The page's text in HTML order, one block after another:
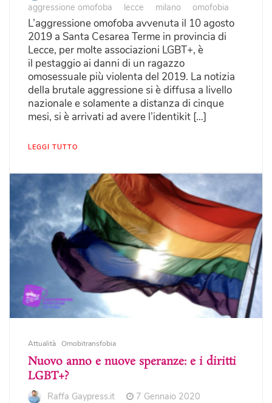
aggressione omofoba
lecce milano omofobia
L’aggressione omofoba avvenuta il 10 agosto
2019 a Santa Cesarea Terme in provincia di
Lecce, per molte associazioni LGBT+, è
il pestaggio ai danni di un ragazzo
omosessuale più violenta del 2019. La notizia
della brutale aggressione si è diffusa a livello
nazionale e solamente a distanza di cinque
mesi, si è arrivati ad avere l’identikit […]
LEGGI TUTTO
Attualità Omobitransfobia
Nuovo anno e nuove speranze: e i diritti
LGBT+?
Raffa Gaypress.it
7 Gennaio 2020